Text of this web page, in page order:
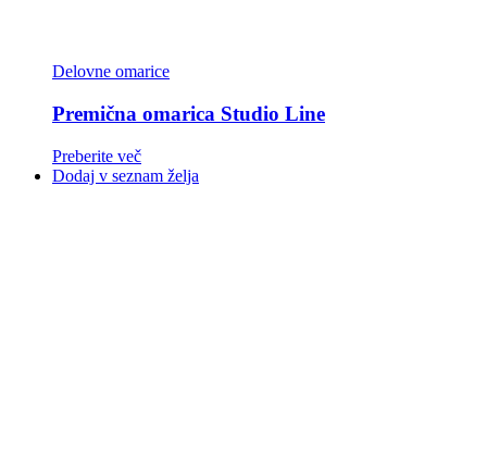
Delovne omarice
Premična omarica Studio Line
Preberite več
Dodaj v seznam želja